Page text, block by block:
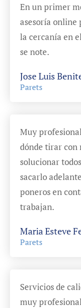
En un primer
asesoría online
la cercanía en
se note.
Jose Luis
Parets
Muy
dónde tirar con
solucionar
sacarlo
poneros en
trabajan.
Maria Esteve
Parets
Servicios de
muy